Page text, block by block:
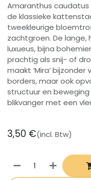
Amaranthus caudatus
de klassieke
tweekleurige
zachtgroen. De
luxueus, bijna
prachtig als snij- of
maakt ‘Mira’
borders, maar ook
structuur en
blikvanger met een
3,50 €(incl. Btw)